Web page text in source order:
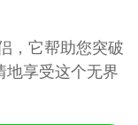
，它帮助您突破
享受这个无界